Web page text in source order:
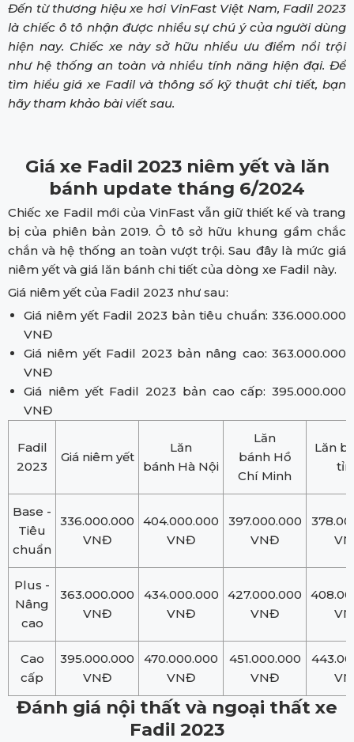
Đến từ thương hiệu xe hơi VinFast Việt Nam, Fadil 2023
là chiếc ô tô nhận được nhiều sự chú ý của người dùng
hiện nay. Chiếc xe này sở hữu nhiều ưu điểm nổi trội
như hệ thống an toàn và nhiều tính năng hiện đại. Để
tìm hiểu giá xe Fadil và thông số kỹ thuật chi tiết, bạn
hãy tham khảo bài viết sau.
Giá xe Fadil 2023 niêm yết và lăn
bánh update tháng 6/2024
Chiếc xe Fadil mới của VinFast vẫn giữ thiết kế và trang
bị của phiên bản 2019. Ô tô sở hữu khung gầm chắc
chắn và hệ thống an toàn vượt trội. Sau đây là mức giá
niêm yết và giá lăn bánh chi tiết của dòng xe Fadil này.
Giá niêm yết của Fadil 2023 như sau:
Giá niêm yết Fadil 2023 bản tiêu chuẩn: 336.000.000
VNĐ
Giá niêm yết Fadil 2023 bản nâng cao: 363.000.000
VNĐ
Giá niêm yết Fadil 2023 bản cao cấp: 395.000.000
VNĐ
Fadil
2023
Giá niêm yết
Lăn
bánh Hà Nội
Lăn
bánh Hồ
Chí Minh
Lăn
Base -
Tiêu
chuẩn
336.000.000
VNĐ
404.000.000
VNĐ
397.000.000
VNĐ
Plus -
Nâng
cao
363.000.000
VNĐ
434.000.000
VNĐ
427.000.000
VNĐ
Cao
cấp
395.000.000
VNĐ
470.000.000
VNĐ
451.000.000
VNĐ
Đánh giá nội thất và ngoại thất xe
Fadil 2023